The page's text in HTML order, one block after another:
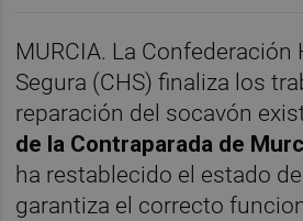
MURCIA. La Confederación
Segura (CHS) finaliza los
reparación del socavón
de la Contraparada de
ha restablecido el estado
garantiza el correcto